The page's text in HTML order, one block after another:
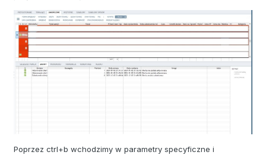
Poprzez ctrl+b wchodzimy w parametry specyficzne i